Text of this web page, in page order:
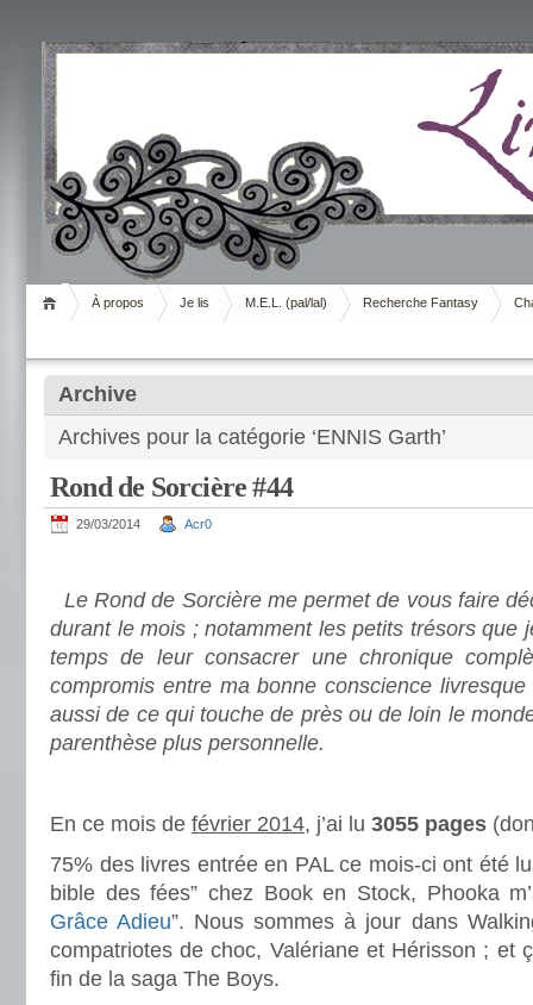
Livrement
À propos Je lis M.E.L. (pal/lal) Recherche Fantasy
Archive
Archives pour la catégorie ‘ENNIS Garth’
Rond de Sorcière #44
29/03/2014 Acr0
Le Rond de Sorcière me permet de vous faire
durant le mois ; notamment les petits trésors que
temps de leur consacrer une chronique
compromis entre ma bonne conscience
aussi de ce qui touche de près ou de loin le
parenthèse plus personnelle.
En ce mois de février 2014, j’ai lu 3055 pages
75% des livres entrée en PAL ce mois-ci ont été
bible des fées” chez Book en Stock, Phooka
Grâce Adieu”. Nous sommes à jour dans
compatriotes de choc, Valériane et Hérisson ; et
fin de la saga The Boys.